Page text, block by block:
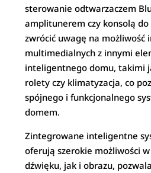
sterowanie odtwarzaczem
amplitunerem czy konsolą
zwrócić uwagę na możliwość
multimedialnych z innymi
inteligentnego domu, takimi
rolety czy klimatyzacja, co
spójnego i funkcjonalnego
domem.
Zintegrowane inteligentne
oferują szerokie możliwości
dźwięku, jak i obrazu,